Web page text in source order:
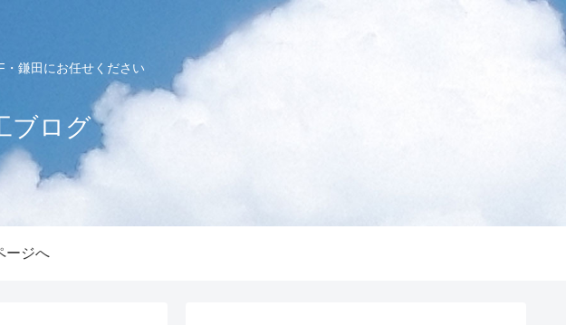
鎌田にお任せください
ブログ
ージへ